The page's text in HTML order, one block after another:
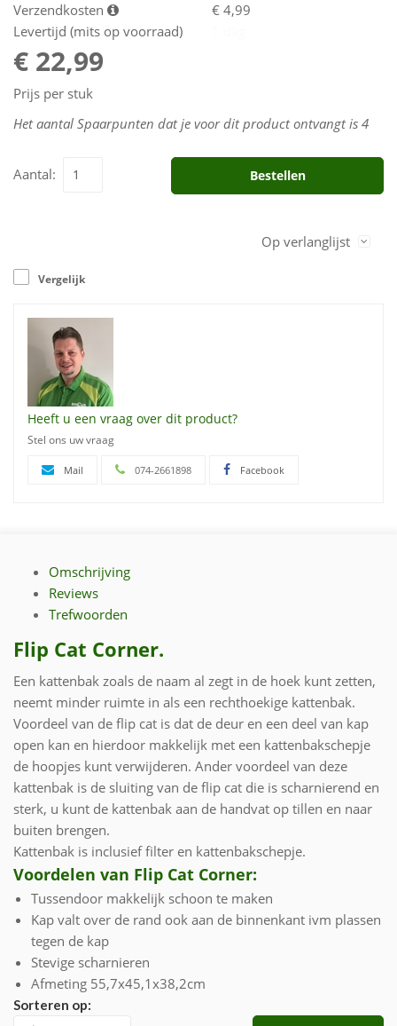
Verzendkosten
€ 4,99
Levertijd (mits op voorraad)
€ 22,99
Prijs per stuk
Het aantal Spaarpunten dat je voor dit product ontvangt is 4
Aantal: Bestellen
Op verlanglijst
Vergelijk
Heeft u een vraag over dit product?
Stel ons uw vraag
Mail 074-2661898 Facebook
Omschrijving
Reviews
Trefwoorden
Flip Cat Corner.
Een kattenbak zoals de naam al zegt in de hoek kunt zetten,
neemt minder ruimte in als een rechthoekige kattenbak.
Voordeel van de flip cat is dat de deur en een deel van kap
open kan en hierdoor makkelijk met een kattenbakschepje
de hoopjes kunt verwijderen. Ander voordeel van deze
kattenbak is de sluiting van de flip cat die is scharnierend en
sterk, u kunt de kattenbak aan de handvat op tillen en naar
buiten brengen.
Kattenbak is inclusief filter en kattenbakschepje.
Voordelen van Flip Cat Corner:
Tussendoor makkelijk schoon te maken
Kap valt over de rand ook aan de binnenkant ivm plassen
tegen de kap
Stevige scharnieren
Afmeting 55,7x45,1x38,2cm
Sorteren op: